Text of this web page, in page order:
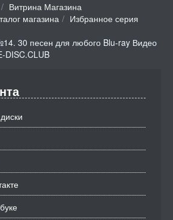
Витрина Магазина
магазина
Избранное серия
30 песен для любого Blu-ray Видео
DISC.CLUB